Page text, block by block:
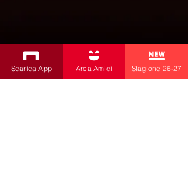
Scarica App Area Amici Stagione 26-27